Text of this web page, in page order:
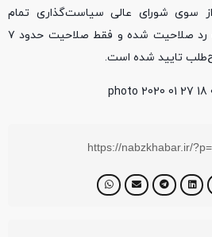
سوی شورای عالی سیاست‌گذاری تمام
نامزد‌های ۱۵ حزب اصلاح‌طلب رد صلاحیت شده و فقط صلاحیت حدود ۷
تایید شده است.
https://nabzkhabar.ir/